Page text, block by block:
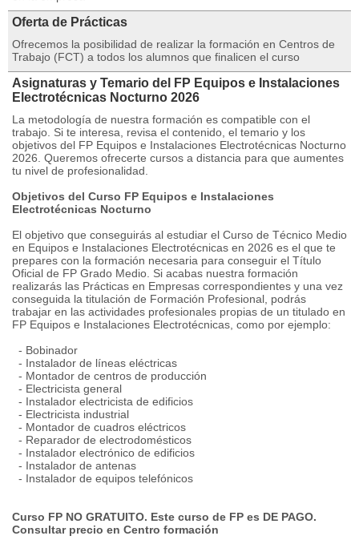
Oferta de Prácticas
Ofrecemos la posibilidad de realizar la formación en Centros de
Trabajo (FCT) a todos los alumnos que finalicen el curso
Asignaturas y Temario del FP Equipos e Instalaciones
Electrotécnicas Nocturno 2026
La metodología de nuestra formación es compatible con el
trabajo. Si te interesa, revisa el contenido, el temario y los
objetivos del FP Equipos e Instalaciones Electrotécnicas Nocturno
2026. Queremos ofrecerte cursos a distancia para que aumentes
tu nivel de profesionalidad.
Objetivos del Curso FP Equipos e Instalaciones
Electrotécnicas Nocturno
El objetivo que conseguirás al estudiar el Curso de Técnico Medio
en Equipos e Instalaciones Electrotécnicas en 2026 es el que te
prepares con la formación necesaria para conseguir el Título
Oficial de FP Grado Medio. Si acabas nuestra formación
realizarás las Prácticas en Empresas correspondientes y una vez
conseguida la titulación de Formación Profesional, podrás
trabajar en las actividades profesionales propias de un titulado en
FP Equipos e Instalaciones Electrotécnicas, como por ejemplo:
- Bobinador
- Instalador de líneas eléctricas
- Montador de centros de producción
- Electricista general
- Instalador electricista de edificios
- Electricista industrial
- Montador de cuadros eléctricos
- Reparador de electrodomésticos
- Instalador electrónico de edificios
- Instalador de antenas
- Instalador de equipos telefónicos
Curso FP NO GRATUITO. Este curso de FP es DE PAGO.
Consultar precio en Centro formación